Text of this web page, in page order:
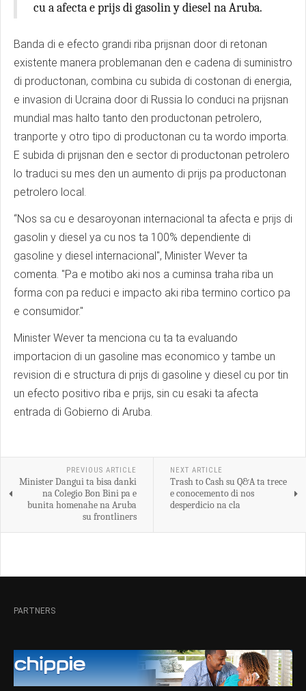
cu a afecta e prijs di gasolin y diesel na Aruba.
Banda di e efecto grandi riba prijsnan door di retonan
existente manera problemanan den e cadena di suministro
di productonan, combina cu subida di costonan di energia,
e invasion di Ucraina door di Russia lo conduci na prijsnan
mundial mas halto tanto den productonan petrolero,
tranporte y otro tipo di productonan cu ta wordo importa.
E subida di prijsnan den e sector di productonan petrolero
lo traduci su mes den un aumento di prijs pa productonan
petrolero local.
“Nos sa cu e desaroyonan internacional ta afecta e prijs di
gasolin y diesel ya cu nos ta 100% dependiente di
gasoline y diesel internacional", Minister Wever ta
comenta. "Pa e motibo aki nos a cuminsa traha riba un
forma con pa reduci e impacto aki riba termino cortico pa
e consumidor."
Minister Wever ta menciona cu ta ta evaluando
importacion di un gasoline mas economico y tambe un
revision di e structura di prijs di gasoline y diesel cu por tin
un efecto positivo riba e prijs, sin cu esaki ta afecta
entrada di Gobierno di Aruba.
PREVIOUS ARTICLE
Minister Dangui ta bisa danki
na Colegio Bon Bini pa e
bunita homenahe na Aruba
su frontliners
NEXT ARTICLE
Trash to Cash su Q&A ta trece
e conocemento di nos
desperdicio na cla
PARTNERS